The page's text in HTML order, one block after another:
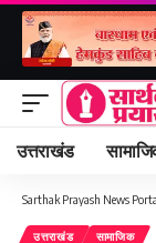
उत्तराखंड
Sarthak Prayash News
उत्तराखंड सामाजिक